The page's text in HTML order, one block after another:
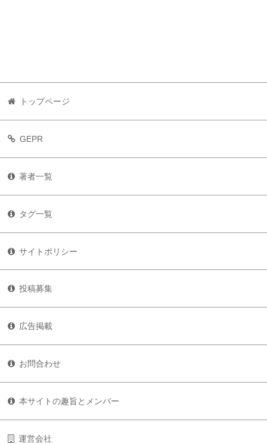
トップページ
GEPR
著者一覧
タグ一覧
サイトポリシー
投稿募集
広告掲載
お問合わせ
本サイトの趣旨とメンバー
運営会社